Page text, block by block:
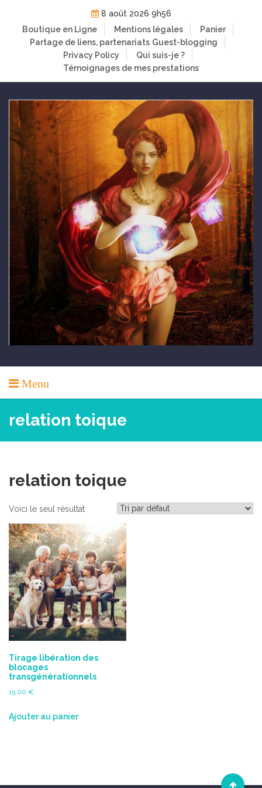
content
8 août 2026 9h56
Boutique en Ligne
Mentions légales
Panier
Partage de liens, partenariats Guest-blogging
Privacy Policy
Qui suis-je ?
Témoignages de mes prestations
Menu
relation toique
relation toique
Voici le seul résultat
Tirage libération des
blocages
transgénérationnels
15,00 €
Ajouter au panier